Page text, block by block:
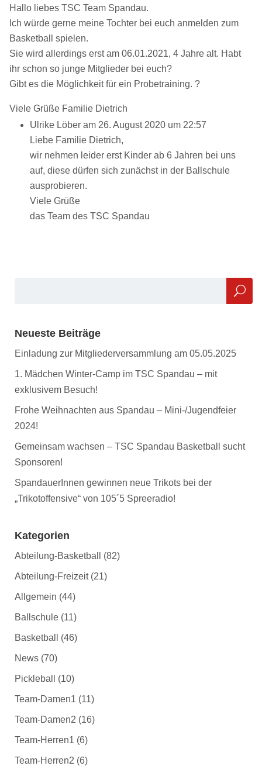
Hallo liebes TSC Team Spandau.
Ich würde gerne meine Tochter bei euch anmelden zum
Basketball spielen.
Sie wird allerdings erst am 06.01.2021, 4 Jahre alt. Habt
ihr schon so junge Mitglieder bei euch?
Gibt es die Möglichkeit für ein Probetraining. ?
Viele Grüße Familie Dietrich
Ulrike Löber am 26. August 2020 um 22:57
Liebe Familie Dietrich,
wir nehmen leider erst Kinder ab 6 Jahren bei uns
auf, diese dürfen sich zunächst in der Ballschule
ausprobieren.
Viele Grüße
das Team des TSC Spandau
Neueste Beiträge
Einladung zur Mitgliederversammlung am 05.05.2025
1. Mädchen Winter-Camp im TSC Spandau – mit
exklusivem Besuch!
Frohe Weihnachten aus Spandau – Mini-/Jugendfeier
2024!
Gemeinsam wachsen – TSC Spandau Basketball sucht
Sponsoren!
SpandauerInnen gewinnen neue Trikots bei der
„Trikotoffensive“ von 105´5 Spreeradio!
Kategorien
Abteilung-Basketball (82)
Abteilung-Freizeit(21)
Allgemein (44)
Ballschule(11)
Basketball (46)
News(70)
Pickleball (10)
Team-Damen1 (11)
Team-Damen2 (16)
Team-Herren1 (6)
Team-Herren2 (6)